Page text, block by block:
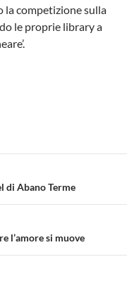
la competizione sulla
le proprie library a
di Abano Terme
l’amore si muove